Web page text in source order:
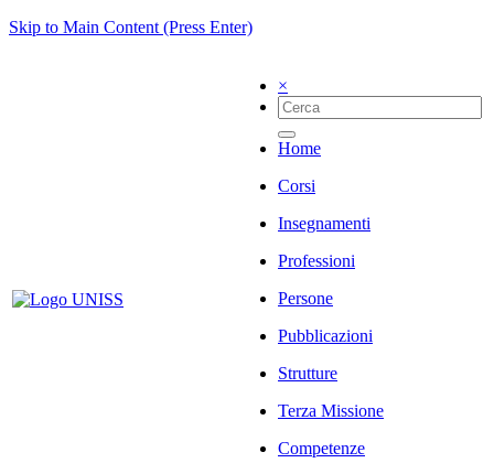
Skip to Main Content (Press Enter)
×
Home
Corsi
Insegnamenti
Professioni
Persone
Pubblicazioni
Strutture
Terza Missione
Competenze